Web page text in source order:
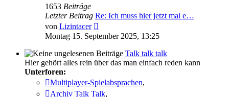
1653 Beiträge
Letzter Beitrag Re: Ich muss hier jetzt mal e…
von Lizintacer
Beitrag
Montag 15. September 2025, 13:25
Talk talk talk
Hier gehört alles rein über das man einfach reden kann
Unterforen:
Multiplayer-Spielabsprachen,
Archiv Talk Talk,